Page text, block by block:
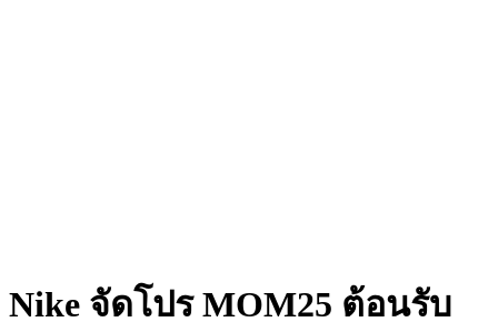
Nike จัดโปร MOM25 ต้อนรับ